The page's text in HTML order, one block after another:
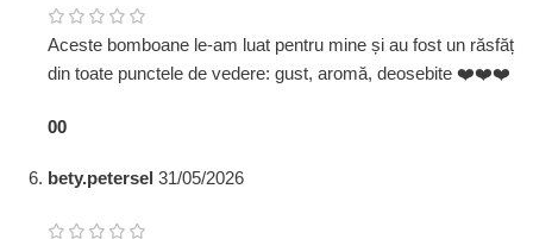
Aceste bomboane le-am luat pentru mine și au fost un răsfăț
din toate punctele de vedere: gust, aromă, deosebite ❤️❤️❤️
00
bety.petersel 31/05/2026